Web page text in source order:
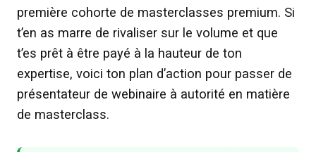
première cohorte de masterclasses premium. Si
t’en as marre de rivaliser sur le volume et que
t’es prêt à être payé à la hauteur de ton
expertise, voici ton plan d’action pour passer de
présentateur de webinaire à autorité en matière
de masterclass.